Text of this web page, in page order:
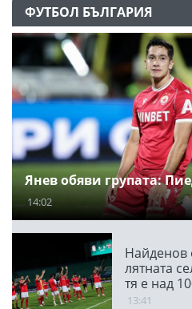
ФУТБОЛ БЪЛГАРИЯ
Янев обяви групата:
14:02
Найденов
лятната
тя е над
ПАО
13:41